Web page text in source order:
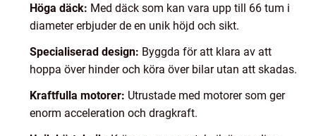
Höga däck: Med däck som kan vara upp till 66 tum i
diameter erbjuder de en unik höjd och sikt.
Specialiserad design: Byggda för att klara av att
hoppa över hinder och köra över bilar utan att skadas.
Kraftfulla motorer: Utrustade med motorer som ger
enorm acceleration och dragkraft.